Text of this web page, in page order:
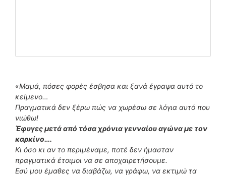
«Μαμά, πόσες φορές έσβησα και ξανά έγραψα αυτό το
κείμενο…
Πραγματικά δεν ξέρω πώς να χωρέσω σε λόγια αυτό που
νιώθω!
Έφυγες μετά από τόσα χρόνια γενναίου αγώνα με τον
καρκίνο….
Κι όσο κι αν το περιμέναμε, ποτέ δεν ήμασταν
πραγματικά έτοιμοι να σε αποχαιρετήσουμε.
Εσύ μου έμαθες να διαβάζω, να γράφω, να εκτιμώ τα